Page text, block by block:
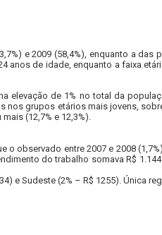
e 2009 (58,4%), enquanto a das
de idade, enquanto a faixa
elevação de 1% no total da
nos grupos etários mais jovens,
(12,7% e 12,3%).
o observado entre 2007 e 2008
do trabalho somava R$
e Sudeste (2% – R$ 1255). Única